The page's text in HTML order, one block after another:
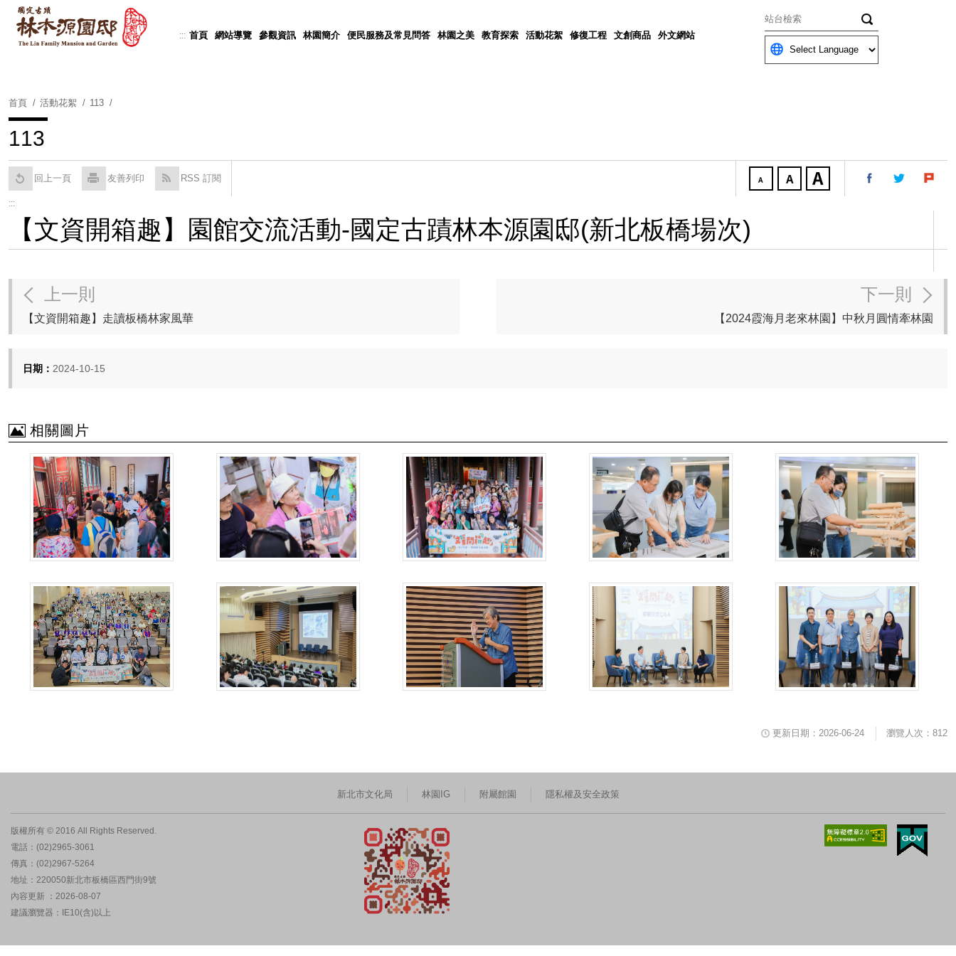
::: 首頁 網站導覽 參觀資訊 林園簡介 便民服務及常見問答 林園之美 教育探索 活動花絮 修復工程 文創商品 外文網站
關鍵字
Powered by Translate
首頁 活動花絮 113
113
回上一頁 友善列印 RSS 訂閱
:::
【文資開箱趣】園館交流活動-國定古蹟林本源園邸(新北板橋場次)
上一則
【文資開箱趣】走讀板橋林家風華
下一則
【2024霞海月老來林園】中秋月圓情牽林園
日期： 2024-10-15
相關圖片
更新日期：2026-06-24 瀏覽人次：812
新北市文化局 林園IG 附屬館園 隱私權及安全政策
版權所有 © 2016 All Rights Reserved.
電話：(02)2965-3061
傳真：(02)2967-5264
地址：220050新北市板橋區西門街9號
內容更新 ：2026-08-07
建議瀏覽器：IE10(含)以上